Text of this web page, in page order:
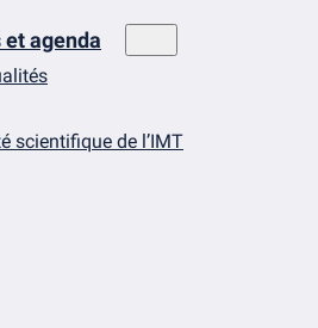
agenda
scientifique de l’IMT